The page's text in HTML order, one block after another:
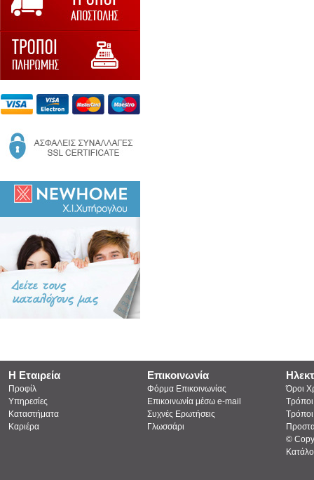
Η Εταιρεία
Προφίλ
Υπηρεσίες
Καταστήματα
Καριέρα
Επικοινωνία
Φόρμα Επικοινωνίας
Επικοινωνία μέσω e-mail
Συχνές Ερωτήσεις
Γλωσσάρι
Όροι
©